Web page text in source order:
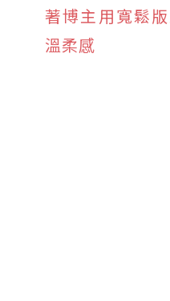
著博主用寬鬆
溫柔感